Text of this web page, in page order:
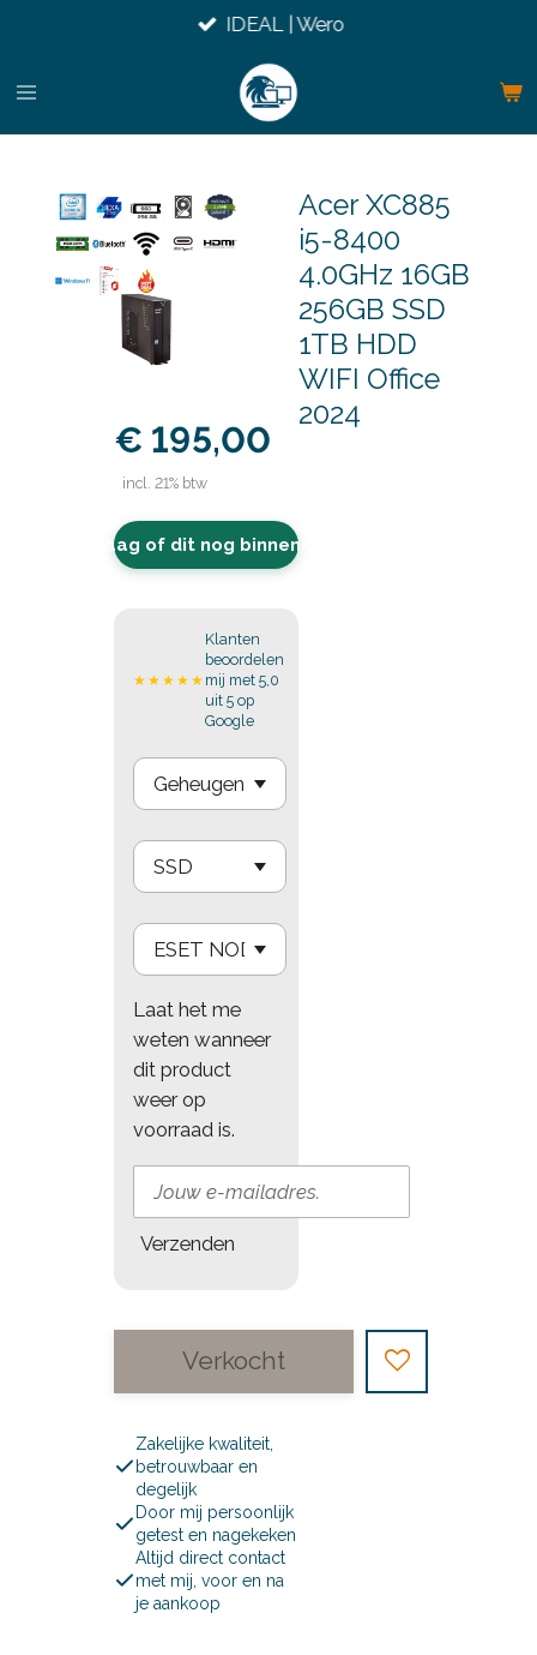
naar
IDEAL | Wero
Acer XC885
i5-8400
4.0GHz 16GB
256GB SSD
1TB HDD
WIFI Office
2024
€ 195,00
incl. 21% btw
Vraag of dit nog binnenkomt
★★★★★
Klanten
beoordelen
mij met 5,0
uit 5 op
Google
Laat het me
weten wanneer
dit product
weer op
voorraad is.
Verzenden
Verkocht
Zakelijke kwaliteit,
betrouwbaar en
degelijk
Door mij persoonlijk
getest en nagekeken
Altijd direct contact
met mij, voor en na
je aankoop